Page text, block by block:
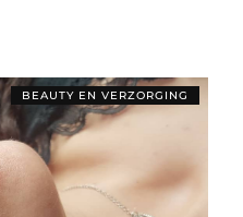
BEAUTY EN VERZORGING